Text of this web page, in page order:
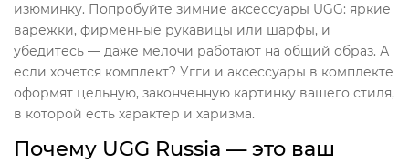
изюминку. Попробуйте зимние аксессуары UGG: яркие
варежки, фирменные рукавицы или шарфы, и
убедитесь — даже мелочи работают на общий образ. А
если хочется комплект? Угги и аксессуары в комплекте
оформят цельную, законченную картинку вашего стиля,
в которой есть характер и харизма.
Почему UGG Russia — это ваш